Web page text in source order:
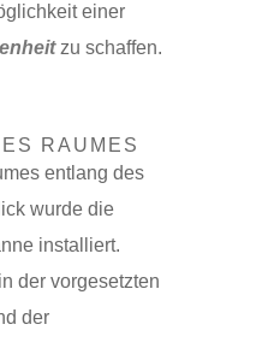
einer
zu schaffen.
RAUMES
entlang des
wurde die
installiert.
der vorgesetzten
der